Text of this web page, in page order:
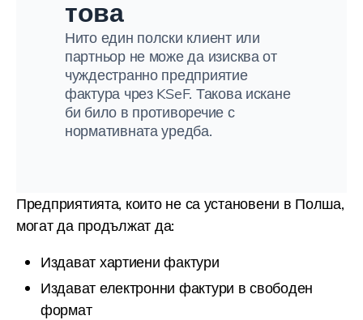
това
Нито един полски клиент или
партньор не може да изисква от
чуждестранно предприятие
фактура чрез KSeF. Такова искане
би било в противоречие с
нормативната уредба.
Предприятията, които не са установени в Полша,
могат да продължат да:
Издават хартиени фактури
Издават електронни фактури в свободен
формат